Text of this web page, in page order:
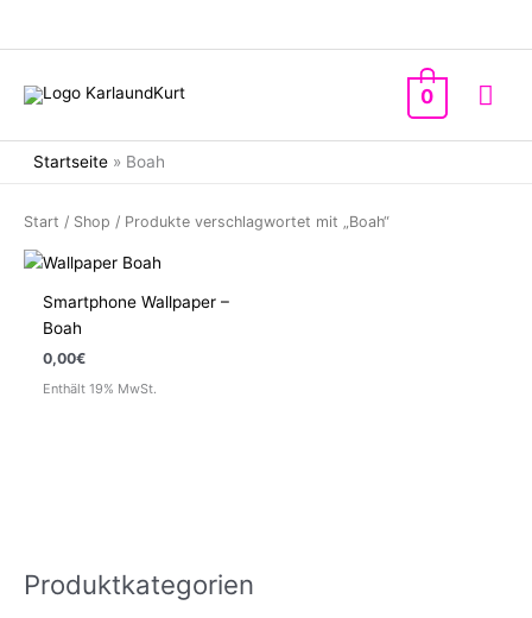
0
Startseite » Boah
Produktkategorien
Start / Shop / Produkte verschlagwortet mit „Boah“
Smartphone Wallpaper –
Boah
0,00€
Enthält 19% MwSt.